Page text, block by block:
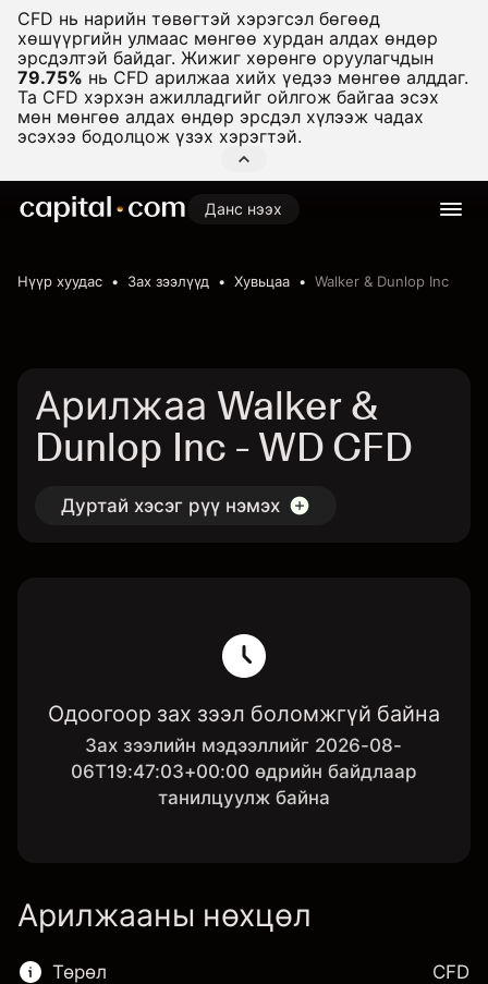
CFD нь нарийн төвөгтэй хэрэгсэл бөгөөд
хөшүүргийн улмаас мөнгөө хурдан алдах өндөр
эрсдэлтэй байдаг. Жижиг хөрөнгө оруулагчдын
79.75% нь CFD арилжаа хийх үедээ мөнгөө алддаг.
Та CFD хэрхэн ажилладгийг ойлгож байгаа эсэх
мөн мөнгөө алдах өндөр эрсдэл хүлээж чадах
эсэхээ бодолцож үзэх хэрэгтэй.
Данс нээх
Нүүр хуудас Зах зээлүүд Хувьцаа Walker & Dunlop Inc
Арилжаа Walker &
Dunlop Inc - WD CFD
Дуртай хэсэг рүү нэмэх
Одоогоор зах зээл боломжгүй байна
Зах зээлийн мэдээллийг 2026-08-
06T19:47:03+00:00 өдрийн байдлаар
танилцуулж байна
Арилжааны нөхцөл
Төрөл CFD